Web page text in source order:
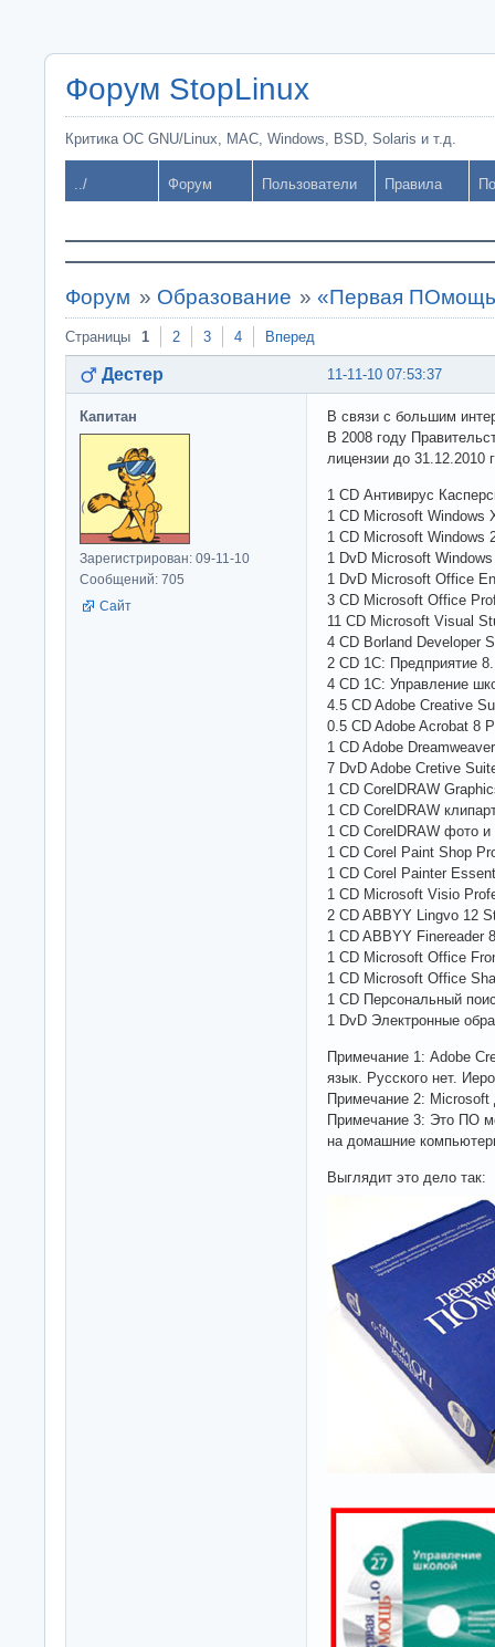
Форум StopLinux
Критика ОС GNU/Linux, MAC, Windows, BSD, Solaris и т.д.
../ Форум Пользователи Правила
Форум » Образование »«Первая
Страницы 1 2 3 4 Вперед
11-11-10 07:53:37
Дестер
Капитан
Зарегистрирован: 09-11-10
Сообщений: 705
Сайт
В связи с большим
В 2008 году
лицензии до
1 CD Антивирус
1 CD Microsoft Windows
1 CD Microsoft Windows
1 DvD Microsoft
1 DvD Microsoft Office
3 CD Microsoft Office
11 CD Microsoft Visual
4 CD Borland Developer
2 CD 1С: Предприятие
4 CD 1С: Управление
4.5 CD Adobe Creative
0.5 CD Adobe Acrobat 8
1 CD Adobe
7 DvD Adobe Cretive
1 CD CorelDRAW
1 CD CorelDRAW
1 CD CorelDRAW фото
1 СD Corel Paint Shop
1 CD Corel Painter
1 CD Microsoft Visio
2 CD ABBYY Lingvo 12
1 CD ABBYY Finereader
1 CD Microsoft Office
1 CD Microsoft Office
1 CD Персональный
1 DvD Электронные
Примечание 1: Adobe
язык. Русского нет.
Примечание 2:
Примечание 3: Это ПО
на домашние
Выглядит это дело так: